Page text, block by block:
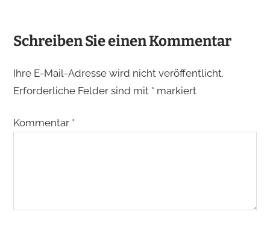
Schreiben Sie einen Kommentar
Ihre E-Mail-Adresse wird nicht veröffentlicht.
Erforderliche Felder sind mit *markiert
Kommentar *